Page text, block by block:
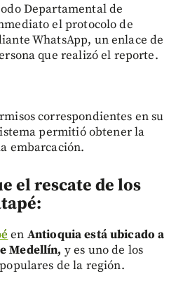
Departamental de
el protocolo de
WhatsApp, un enlace de
que realizó el reporte.
correspondientes en su
permitió obtener la
embarcación.
el rescate de los
en Antioquia está ubicado a
Medellín, y es uno de los
de la región.